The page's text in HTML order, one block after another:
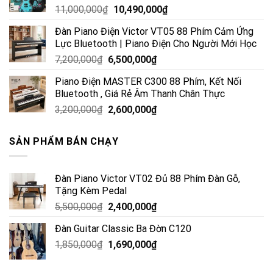
11,000,000₫ 10,490,000₫
Đàn Piano Điện Victor VT05 88 Phím Cảm Ứng
Lực Bluetooth | Piano Điện Cho Người Mới Học
7,200,000₫ 6,500,000₫
Piano Điện MASTER C300 88 Phím, Kết Nối
Bluetooth , Giá Rẻ Âm Thanh Chân Thực
3,200,000₫ 2,600,000₫
SẢN PHẨM BÁN CHẠY
Đàn Piano Victor VT02 Đủ 88 Phím Đàn Gỗ,
Tặng Kèm Pedal
5,500,000₫ 2,400,000₫
Đàn Guitar Classic Ba Đờn C120
1,850,000₫ 1,690,000₫